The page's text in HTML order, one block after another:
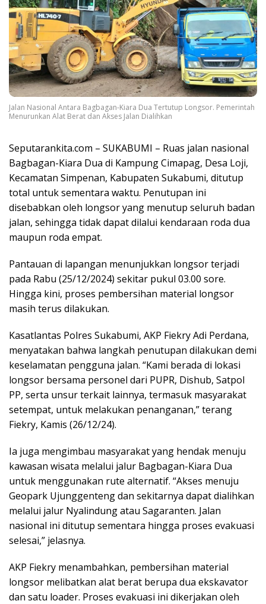
Jalan Nasional Antara Bagbagan-Kiara Dua Tertutup Longsor. Pemerintah
Menurunkan Alat Berat dan Akses Jalan Dialihkan
Seputarankita.com – SUKABUMI – Ruas jalan nasional
Bagbagan-Kiara Dua di Kampung Cimapag, Desa Loji,
Kecamatan Simpenan, Kabupaten Sukabumi, ditutup
total untuk sementara waktu. Penutupan ini
disebabkan oleh longsor yang menutup seluruh badan
jalan, sehingga tidak dapat dilalui kendaraan roda dua
maupun roda empat.
Pantauan di lapangan menunjukkan longsor terjadi
pada Rabu (25/12/2024) sekitar pukul 03.00 sore.
Hingga kini, proses pembersihan material longsor
masih terus dilakukan.
Kasatlantas Polres Sukabumi, AKP Fiekry Adi Perdana,
menyatakan bahwa langkah penutupan dilakukan demi
keselamatan pengguna jalan. “Kami berada di lokasi
longsor bersama personel dari PUPR, Dishub, Satpol
PP, serta unsur terkait lainnya, termasuk masyarakat
setempat, untuk melakukan penanganan,” terang
Fiekry, Kamis (26/12/24).
Ia juga mengimbau masyarakat yang hendak menuju
kawasan wisata melalui jalur Bagbagan-Kiara Dua
untuk menggunakan rute alternatif. “Akses menuju
Geopark Ujunggenteng dan sekitarnya dapat dialihkan
melalui jalur Nyalindung atau Sagaranten. Jalan
nasional ini ditutup sementara hingga proses evakuasi
selesai,” jelasnya.
AKP Fiekry menambahkan, pembersihan material
longsor melibatkan alat berat berupa dua ekskavator
dan satu loader. Proses evakuasi ini dikerjakan oleh